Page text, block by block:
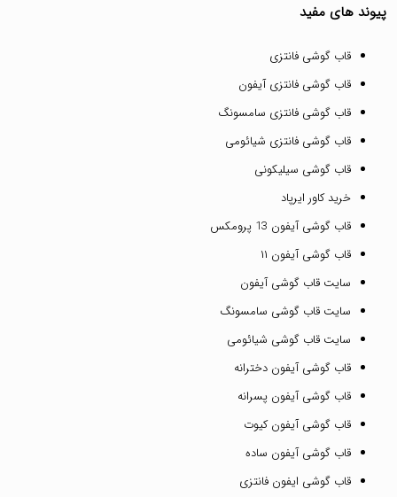
پیوند های مفید
قاب گوشی فانتزی
قاب گوشی فانتزی آیفون
قاب گوشی فانتزی سامسونگ
قاب گوشی فانتزی شیائومی
قاب گوشی سیلیکونی
خرید کاور ایرپاد
قاب گوشی آیفون 13 پرومکس
قاب گوشی آیفون ۱۱
سایت قاب گوشی آیفون
سایت قاب گوشی سامسونگ
سایت قاب گوشی شیائومی
قاب گوشی آیفون دخترانه
قاب گوشی آیفون پسرانه
قاب گوشی آیفون کیوت
قاب گوشی آیفون ساده
قاب گوشی ایفون فانتزی